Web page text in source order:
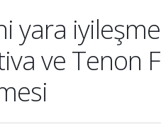
yara
ve Tenon